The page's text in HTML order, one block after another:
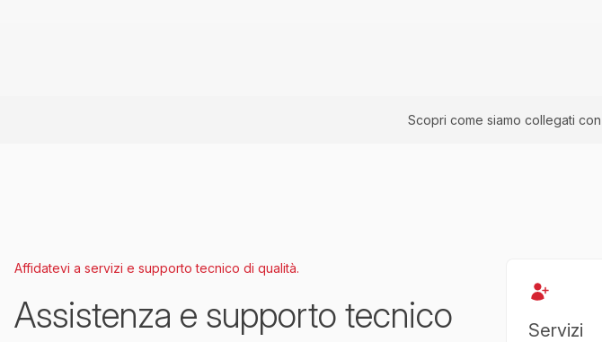
Scopri come siamo collegati con
Affidatevi a servizi e supporto tecnico di qualità.
Assistenza e supporto tecnico Servizi